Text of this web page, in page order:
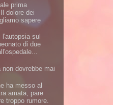
prima
dolore dei
sapere
sul
di due
dovrebbe mai
ha messo al
amata, pare
troppo rumore.